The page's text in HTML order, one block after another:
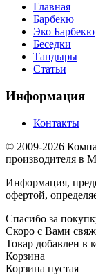
Главная
Барбекю
Эко Барбекю
Беседки
Тандыры
Статьи
Информация
Контакты
© 2009-2026
производителя в
Информация,
офертой,
Спасибо за
Скоро с Вами
Товар добавлен в
Корзина
Корзина пустая